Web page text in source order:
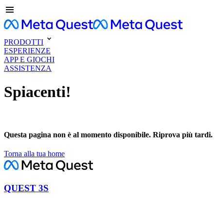
PRODOTTI
ESPERIENZE
APP E GIOCHI
ASSISTENZA
Spiacenti!
Questa pagina non è al momento disponibile. Riprova più tardi.
Torna alla tua home
QUEST 3S